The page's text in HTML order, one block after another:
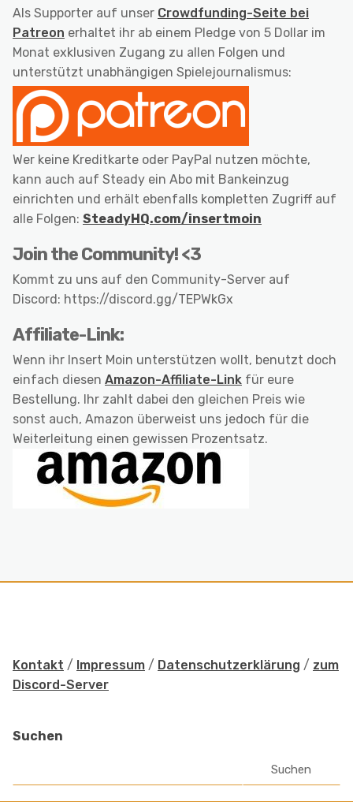
Als Supporter auf unser Crowdfunding-Seite bei
Patreon erhaltet ihr ab einem Pledge von 5 Dollar im
Monat exklusiven Zugang zu allen Folgen und
unterstützt unabhängigen Spielejournalismus:
Wer keine Kreditkarte oder PayPal nutzen möchte,
kann auch auf Steady ein Abo mit Bankeinzug
einrichten und erhält ebenfalls kompletten Zugriff auf
alle Folgen: SteadyHQ.com/insertmoin
Join the Community! <3
Kommt zu uns auf den Community-Server auf
Discord: https://discord.gg/TEPWkGx
Affiliate-Link:
Wenn ihr Insert Moin unterstützen wollt, benutzt doch
einfach diesen Amazon-Affiliate-Link für eure
Bestellung. Ihr zahlt dabei den gleichen Preis wie
sonst auch, Amazon überweist uns jedoch für die
Weiterleitung einen gewissen Prozentsatz.
Kontakt / Impressum / Datenschutzerklärung / zum
Discord-Server
Suchen
Suchen